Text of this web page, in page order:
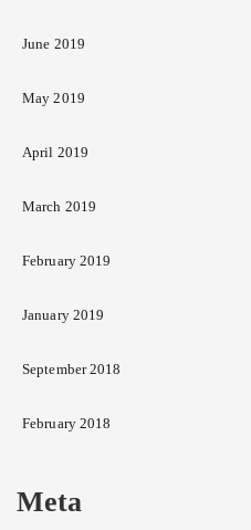
June 2019
May 2019
April 2019
March 2019
February 2019
January 2019
September 2018
February 2018
Meta